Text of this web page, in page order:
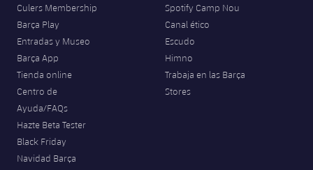
Culers Membership
Barça Play
Entradas y Museo
Barça App
Tienda online
Centro de
Ayuda/FAQs
Hazte Beta Tester
Black Friday
Navidad Barça
Spotify Camp Nou
Canal ético
Escudo
Himno
Trabaja en las Barça
Stores